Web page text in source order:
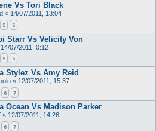
Vs Tori Black
« 14/07/2011, 13:04
5 6
Starr Vs Velicity Von
14/07/2011, 0:12
5 6
Stylez Vs Amy Reid
« 12/07/2011, 15:37
6 7
Ocean Vs Madison Parker
« 12/07/2011, 14:26
6 7